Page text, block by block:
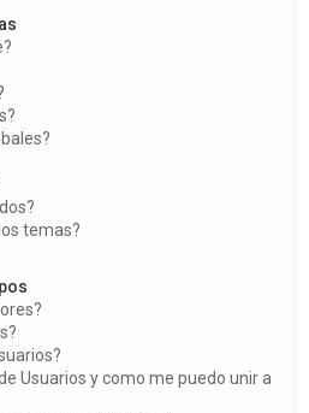
temas?
Usuarios y como me puedo unir a